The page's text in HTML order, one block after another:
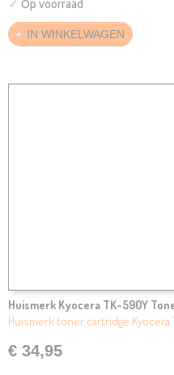
✓ Op voorraad
IN WINKELWAGEN
Huismerk Kyocera TK-590Y
Huismerk toner cartridge Kyocera
€ 34,95